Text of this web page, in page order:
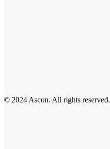
© 2024 Ascon. All rights reserved.